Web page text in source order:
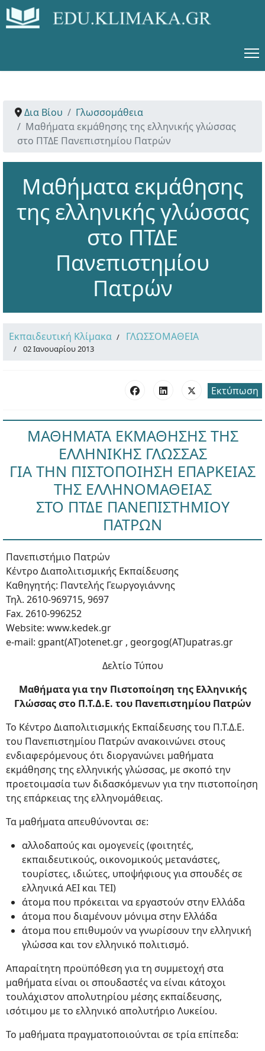
Δια Βίου
Γλωσσομάθεια
Μαθήματα εκμάθησης της ελληνικής γλώσσας
στο ΠΤΔΕ Πανεπιστημίου Πατρών
Μαθήματα εκμάθησης
της ελληνικής γλώσσας
στο ΠΤΔΕ
Πανεπιστημίου
Πατρών
Εκπαιδευτική Κλίμακα ΓΛΩΣΣΟΜΑΘΕΙΑ
02 Ιανουαρίου 2013
Εκτύπωση
ΜΑΘΗΜΑΤΑ ΕΚΜΑΘΗΣΗΣ ΤΗΣ
ΕΛΛΗΝΙΚΗΣ ΓΛΩΣΣΑΣ
ΓΙΑ ΤΗΝ ΠΙΣΤΟΠΟΙΗΣΗ ΕΠΑΡΚΕΙΑΣ
ΤΗΣ ΕΛΛΗΝΟΜΑΘΕΙΑΣ
ΣΤΟ ΠΤΔΕ ΠΑΝΕΠΙΣΤΗΜΙΟΥ
ΠΑΤΡΩΝ
Πανεπιστήμιο Πατρών
Κέντρο Διαπολιτισμικής Εκπαίδευσης
Καθηγητής: Παντελής Γεωργογιάννης
Τηλ. 2610-969715, 9697
Fax. 2610-996252
Website: www.kedek.gr
e-mail: gpant(AT)otenet.gr , georgog(AT)upatras.gr
Δελτίο Τύπου
Μαθήματα για την Πιστοποίηση της Ελληνικής
Γλώσσας στο Π.Τ.Δ.Ε. του Πανεπιστημίου Πατρών
Το Κέντρο Διαπολιτισμικής Εκπαίδευσης του Π.Τ.Δ.Ε.
του Πανεπιστημίου Πατρών ανακοινώνει στους
ενδιαφερόμενους ότι διοργανώνει μαθήματα
εκμάθησης της ελληνικής γλώσσας, με σκοπό την
προετοιμασία των διδασκόμενων για την πιστοποίηση
της επάρκειας της ελληνομάθειας.
Τα μαθήματα απευθύνονται σε:
αλλοδαπούς και ομογενείς (φοιτητές,
εκπαιδευτικούς, οικονομικούς μετανάστες,
τουρίστες, ιδιώτες, υποψήφιους για σπουδές σε
ελληνικά ΑΕΙ και ΤΕΙ)
άτομα που πρόκειται να εργαστούν στην Ελλάδα
άτομα που διαμένουν μόνιμα στην Ελλάδα
άτομα που επιθυμούν να γνωρίσουν την ελληνική
γλώσσα και τον ελληνικό πολιτισμό.
Απαραίτητη προϋπόθεση για τη συμμετοχή στα
μαθήματα είναι οι σπουδαστές να είναι κάτοχοι
τουλάχιστον απολυτηρίου μέσης εκπαίδευσης,
ισότιμου με το ελληνικό απολυτήριο Λυκείου.
Το μαθήματα πραγματοποιούνται σε τρία επίπεδα: